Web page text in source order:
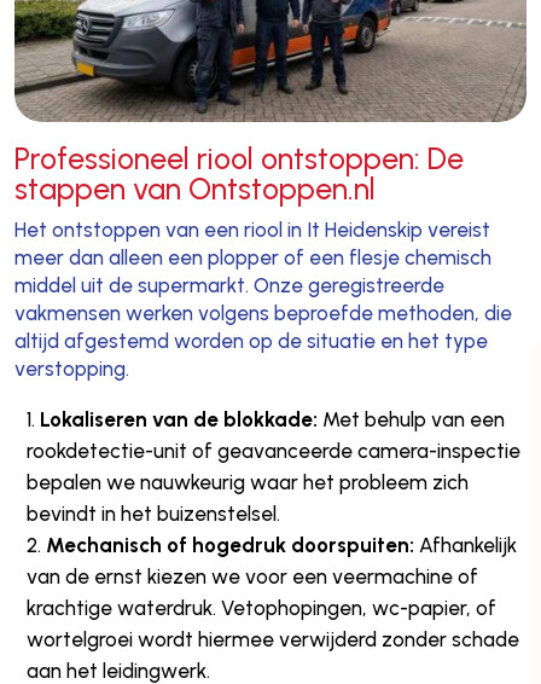
Professioneel riool ontstoppen: De
stappen van Ontstoppen.nl
Het ontstoppen van een riool in It Heidenskip vereist
meer dan alleen een plopper of een flesje chemisch
middel uit de supermarkt. Onze geregistreerde
vakmensen werken volgens beproefde methoden, die
altijd afgestemd worden op de situatie en het type
verstopping.
Lokaliseren van de blokkade: Met behulp van een
rookdetectie-unit of geavanceerde camera-inspectie
bepalen we nauwkeurig waar het probleem zich
bevindt in het buizenstelsel.
Mechanisch of hogedruk doorspuiten: Afhankelijk
van de ernst kiezen we voor een veermachine of
krachtige waterdruk. Vetophopingen, wc-papier, of
wortelgroei wordt hiermee verwijderd zonder schade
aan het leidingwerk.